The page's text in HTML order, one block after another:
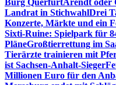
Burg QuerfurtArendt oder
Landrat in StichwahlDrei
Konzerte, Märkte und ein
Sixti-Ruine: Spielpark für
PläneGroßtierrettung im
Tierärzte trainieren mit
ist Sachsen-Anhalt-Sieger
Millionen Euro für den